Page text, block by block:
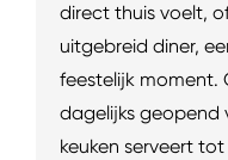
direct thuis voelt,
uitgebreid diner,
feestelijk moment.
dagelijks geopend
keuken serveert